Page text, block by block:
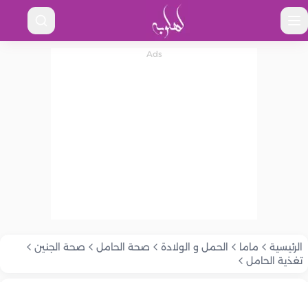
الرئيسية ماما الحمل و الولادة صحة الحامل
صحة الجنين
تغذية الحامل